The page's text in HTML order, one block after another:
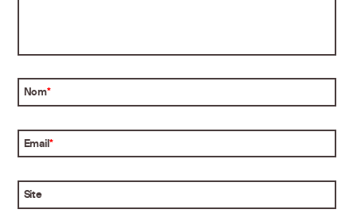
Nom*
Email*
Site